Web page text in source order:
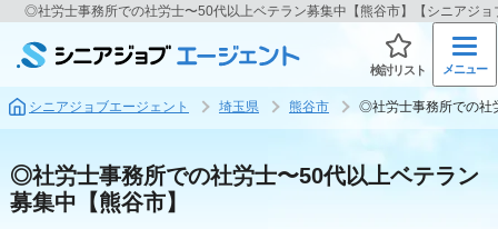
◎社労士事務所での社労士〜50代以上ベテラン募集中【熊谷市】【シニアジョ
検討リスト メニュー
シニアジョブエージェント 埼玉県 熊谷市 ◎社労士事務所での社
◎社労士事務所での社労士〜50代以上ベテラン
募集中【熊谷市】